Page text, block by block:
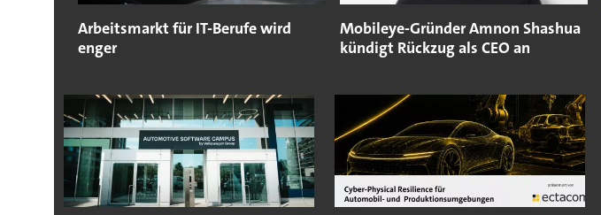
Arbeitsmarkt für IT-Berufe wird
enger
Mobileye-Gründer Amnon Shashua
kündigt Rückzug als CEO an